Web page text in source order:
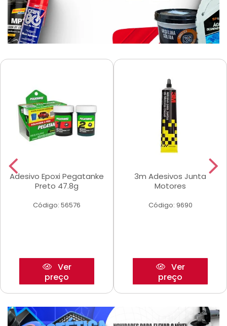
Adesivo Epoxi Pegatanke
Preto 47.8g
Código: 56576
Ver
preço
3m Adesivos Junta
Motores
Código: 9690
Ver
preço